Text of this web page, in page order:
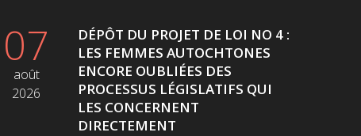
07
août
2026
DÉPÔT DU PROJET DE LOI NO 4 :
LES FEMMES AUTOCHTONES
ENCORE OUBLIÉES DES
PROCESSUS LÉGISLATIFS QUI
LES CONCERNENT
DIRECTEMENT